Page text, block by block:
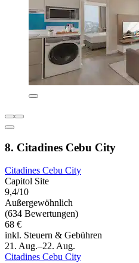
8. Citadines Cebu City
Citadines Cebu City
Capitol Site
9,4/10
Außergewöhnlich
(634 Bewertungen)
68 €
inkl. Steuern & Gebühren
21. Aug.–22. Aug.
Citadines Cebu City